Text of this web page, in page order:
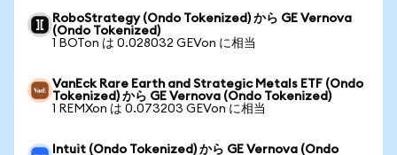
RoboStrategy (Ondo Tokenized) から GE Vernova
(Ondo Tokenized)
1 BOTon は 0.028032 GEVon に相当
VanEck Rare Earth and Strategic Metals ETF (Ondo
Tokenized) から GE Vernova (Ondo Tokenized)
1 REMXon は 0.073203 GEVon に相当
Intuit (Ondo Tokenized) から GE Vernova (Ondo